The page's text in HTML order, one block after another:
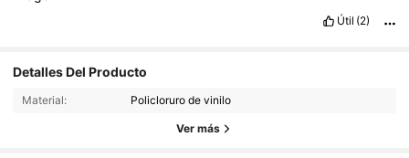
Útil (2)
Detalles Del Producto
Material: Policloruro de vinilo
Ver más
4.92 10K Seguidores
10K Seguidores